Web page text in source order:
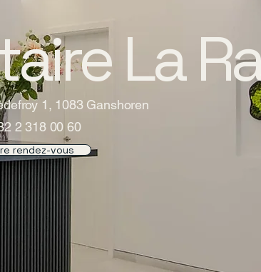
La
1, 1083 Ganshoren
2 318 00 60
rendez-vous